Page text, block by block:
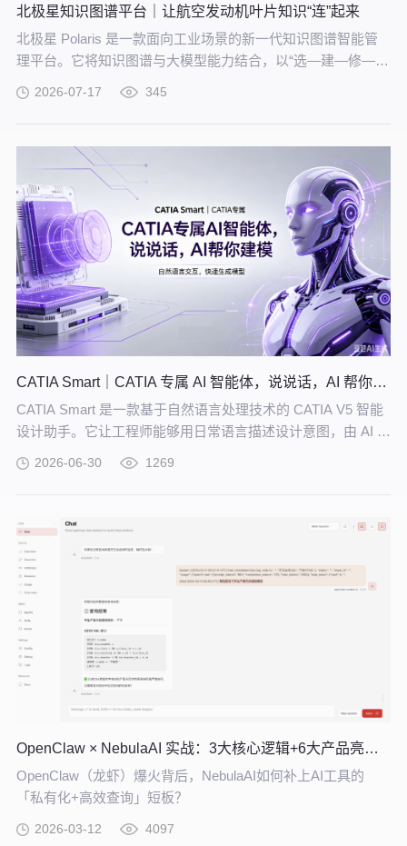
北极星知识图谱平台｜让航空发动机叶片知识“连”起来
北极星 Polaris 是一款面向工业场景的新一代知识图谱智能管
理平台。它将知识图谱与大模型能力结合，以“选—建—修—
的知识网络。
2026-07-17 345
CATIA Smart｜CATIA 专属 AI 智能体，说说话，AI 帮你建模
CATIA Smart 是一款基于自然语言处理技术的 CATIA V5 智能
设计助手。它让工程师能够用日常语言描述设计意图，由 AI 自
2026-06-30 1269
OpenClaw × NebulaAI 实战：3大核心逻辑+6大产品亮点，企业 AI 提效必看
OpenClaw（龙虾）爆火背后，NebulaAI如何补上AI工具的
「私有化+高效查询」短板？
2026-03-12 4097